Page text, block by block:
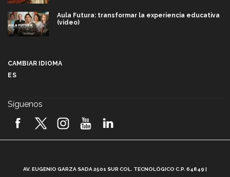
Aula Futura: transformar la experiencia educativa
(video)
2026! (video)
CAMBIAR IDIOMA
ES
Síguenos
AV. EUGENIO GARZA SADA 2501 SUR COL. TECNOLÓGICO C.P. 64849 |